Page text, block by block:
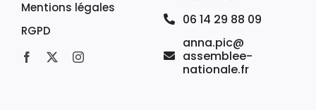
Mentions légales
RGPD
06 14 29 88 09
anna.pic@
assemblee-
nationale.fr